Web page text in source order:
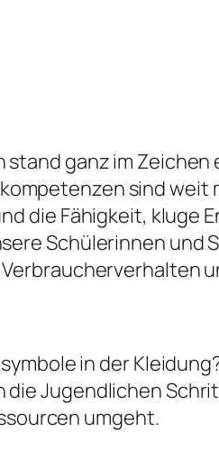
ganz im Zeichen
sind weit
die Fähigkeit, kluge
Schülerinnen und
in der
die Jugendlichen
umgeht.